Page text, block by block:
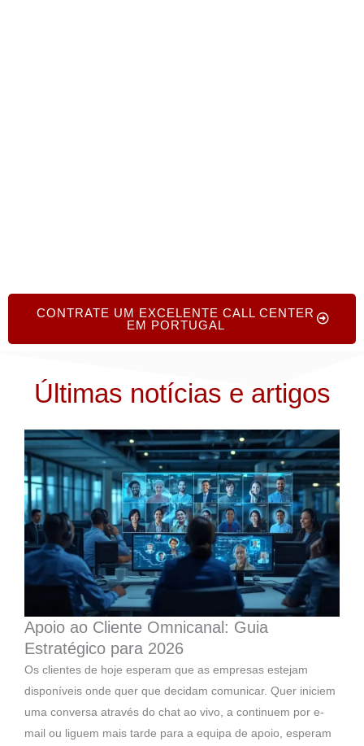
CONTRATE UM EXCELENTE CALL CENTER
EM PORTUGAL
Últimas notícias e artigos
Apoio ao Cliente Omnicanal: Guia
Estratégico para 2026
Os clientes de hoje esperam que as empresas estejam
disponíveis onde quer que decidam comunicar. Quer iniciem
uma conversa através do chat ao vivo, a continuem por e-
mail ou liguem mais tarde para a equipa de apoio, esperam